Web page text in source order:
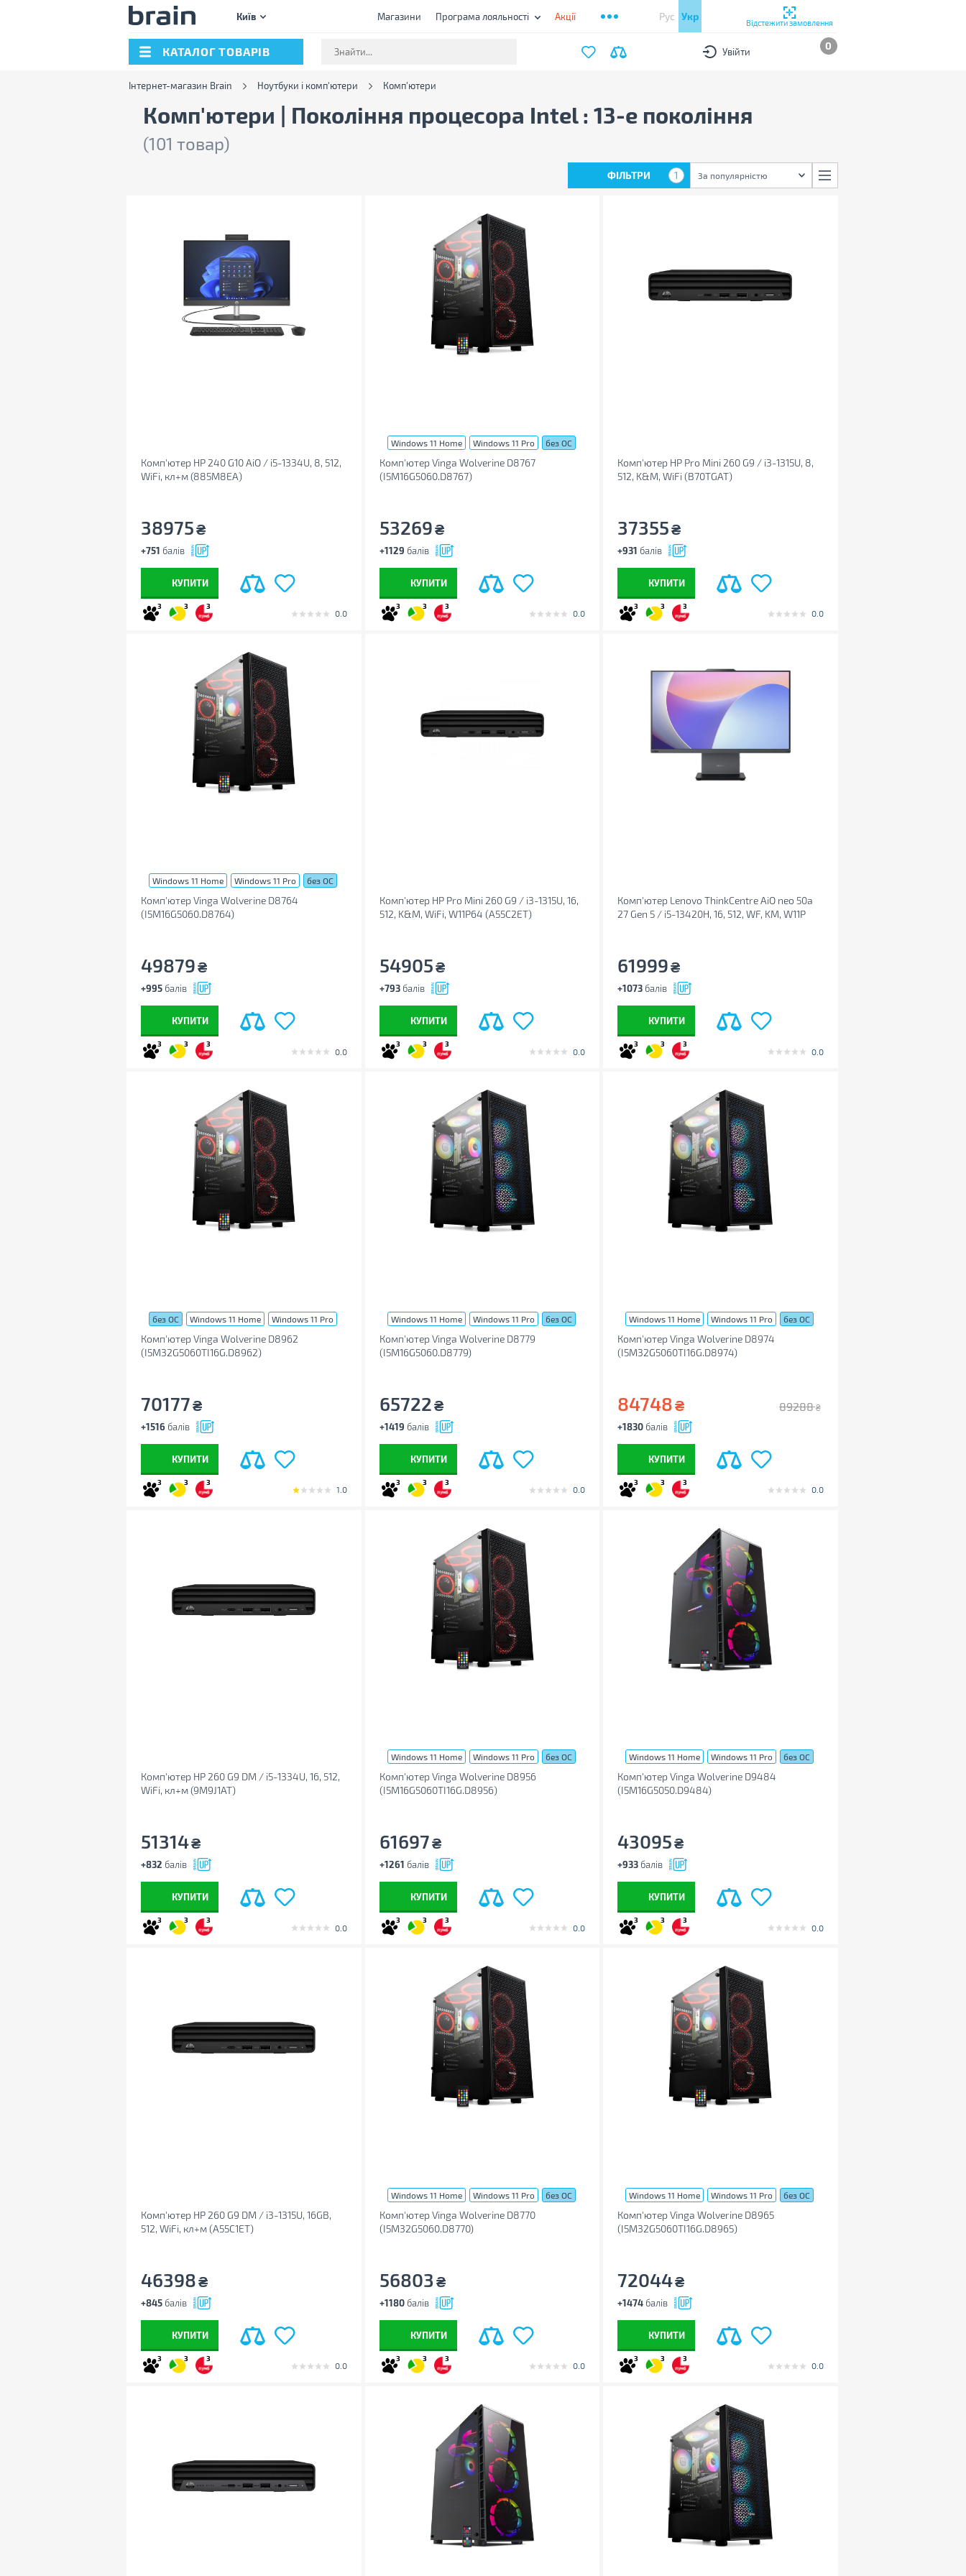
Київ Магазини Програма лояльності Акції Рус Укр
Відстежити замовлення
КАТАЛОГ ТОВАРІВ Увійти 0
Інтернет-магазин Brain Ноутбуки і комп'ютери Комп'ютери
Комп'ютери | Покоління процесора Intel : 13-е покоління
(101 товар)
ФІЛЬТРИ 1 За популярністю
Комп'ютер HP 240 G10 AiO / i5-1334U, 8, 512,
WiFi, кл+м (885M8EA)
38975₴
+751 балів
КУПИТИ
3 3 3
0.0
Windows 11 Home Windows 11 Pro без ОС
Комп'ютер Vinga Wolverine D8767
(I5M16G5060.D8767)
53269₴
+1129 балів
КУПИТИ
3 3 3
0.0
Комп'ютер HP Pro Mini 260 G9 / i3-1315U, 8,
512, K&M, WiFi (B70TGAT)
37355₴
+931 балів
КУПИТИ
3 3 3
0.0
Windows 11 Home Windows 11 Pro без ОС
Комп'ютер Vinga Wolverine D8764
(I5M16G5060.D8764)
49879₴
+995 балів
КУПИТИ
3 3 3
0.0
Комп'ютер HP Pro Mini 260 G9 / i3-1315U, 16,
512, K&M, WiFi, W11P64 (A55C2ET)
54905₴
+793балів
КУПИТИ
3 3 3
0.0
Комп'ютер Lenovo ThinkCentre AiO neo 50a
27 Gen 5 / i5-13420H, 16, 512, WF, KM, W11P
61999₴
+1073 балів
КУПИТИ
3 3 3
0.0
без ОС Windows 11 Home Windows 11 Pro
Комп'ютер Vinga Wolverine D8962
(I5M32G5060TI16G.D8962)
70177₴
+1516 балів
КУПИТИ
3 3 3
1.0
Windows 11 Home Windows 11 Pro без ОС
Комп'ютер Vinga Wolverine D8779
(I5M16G5060.D8779)
65722₴
+1419 балів
КУПИТИ
3 3 3
0.0
Windows 11 Home Windows 11 Pro без ОС
Комп'ютер Vinga Wolverine D8974
(I5M32G5060TI16G.D8974)
84748₴ 89288 ₴
+1830 балів
КУПИТИ
3 3 3
0.0
Комп'ютер HP 260 G9 DM / i5-1334U, 16, 512,
WiFi, кл+м (9M9J1AT)
51314₴
+832 балів
КУПИТИ
3 3 3
0.0
Windows 11 Home Windows 11 Pro без ОС
Комп'ютер Vinga Wolverine D8956
(I5M16G5060TI16G.D8956)
61697₴
+1261 балів
КУПИТИ
3 3 3
0.0
Windows 11 Home Windows 11 Pro без ОС
Комп'ютер Vinga Wolverine D9484
(I5M16G5050.D9484)
43095₴
+933 балів
КУПИТИ
3 3 3
0.0
Комп'ютер HP 260 G9 DM / i3-1315U, 16GB,
512, WiFi, кл+м (A55C1ET)
46398₴
+845 балів
КУПИТИ
3 3 3
0.0
Windows 11 Home Windows 11 Pro без ОС
Комп'ютер Vinga Wolverine D8770
(I5M32G5060.D8770)
56803 ₴
+1180балів
КУПИТИ
3 3 3
0.0
Windows 11 Home Windows 11 Pro без ОС
Комп'ютер Vinga Wolverine D8965
(I5M32G5060TI16G.D8965)
72044₴
+1474 балів
КУПИТИ
3 3 3
0.0